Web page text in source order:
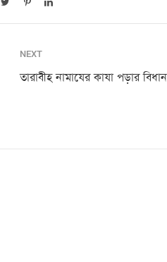
NEXT
তারাবীহ নামাযের কাযা পড়ার